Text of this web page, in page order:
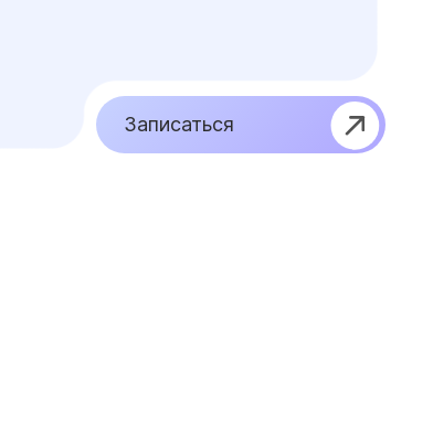
Записаться